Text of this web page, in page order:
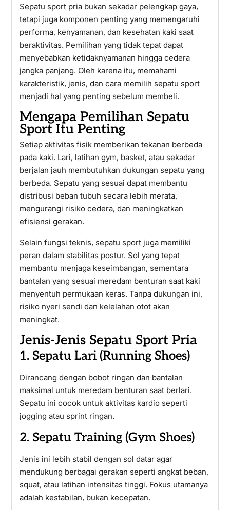
Sepatu sport pria bukan sekadar pelengkap gaya,
tetapi juga komponen penting yang memengaruhi
performa, kenyamanan, dan kesehatan kaki saat
beraktivitas. Pemilihan yang tidak tepat dapat
menyebabkan ketidaknyamanan hingga cedera
jangka panjang. Oleh karena itu, memahami
karakteristik, jenis, dan cara memilih sepatu sport
menjadi hal yang penting sebelum membeli.
Mengapa Pemilihan Sepatu
Sport Itu Penting
Setiap aktivitas fisik memberikan tekanan berbeda
pada kaki. Lari, latihan gym, basket, atau sekadar
berjalan jauh membutuhkan dukungan sepatu yang
berbeda. Sepatu yang sesuai dapat membantu
distribusi beban tubuh secara lebih merata,
mengurangi risiko cedera, dan meningkatkan
efisiensi gerakan.
Selain fungsi teknis, sepatu sport juga memiliki
peran dalam stabilitas postur. Sol yang tepat
membantu menjaga keseimbangan, sementara
bantalan yang sesuai meredam benturan saat kaki
menyentuh permukaan keras. Tanpa dukungan ini,
risiko nyeri sendi dan kelelahan otot akan
meningkat.
Jenis-Jenis Sepatu Sport Pria
1. Sepatu Lari (Running Shoes)
Dirancang dengan bobot ringan dan bantalan
maksimal untuk meredam benturan saat berlari.
Sepatu ini cocok untuk aktivitas kardio seperti
jogging atau sprint ringan.
2. Sepatu Training (Gym Shoes)
Jenis ini lebih stabil dengan sol datar agar
mendukung berbagai gerakan seperti angkat beban,
squat, atau latihan intensitas tinggi. Fokus utamanya
adalah kestabilan, bukan kecepatan.